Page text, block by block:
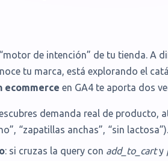
de intención” de tu tienda. A
tu marca, está explorando el
ecommerce en GA4 te aporta dos
demanda real de producto,
“zapatillas anchas”, “sin lactosa”).
: si cruzas la query con add_to_carty